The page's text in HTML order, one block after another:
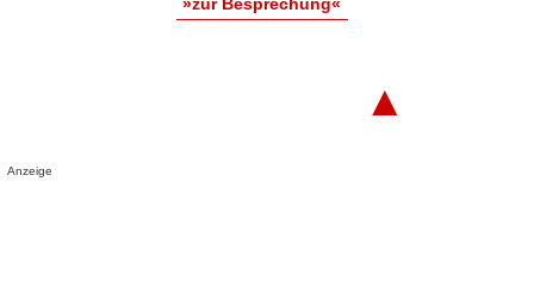
▲
Anzeige